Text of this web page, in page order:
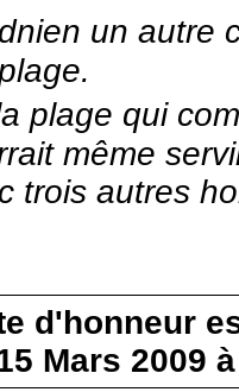
un autre
plage qui
même
trois autres
d'honneur
Mars 2009